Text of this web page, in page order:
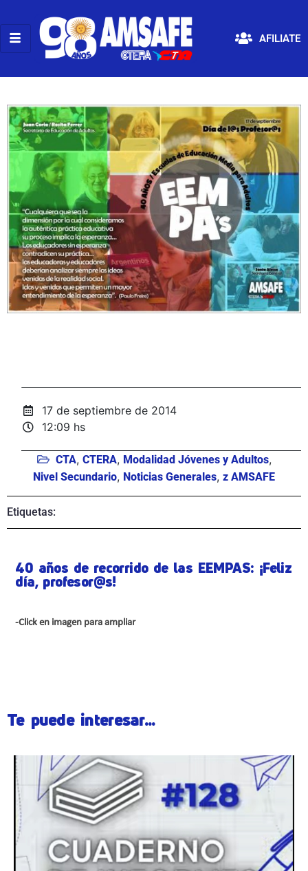
AFILIATE
17 de septiembre de 2014
12:09 hs
CTA, CTERA, Modalidad Jóvenes y Adultos,
Nivel Secundario, Noticias Generales, z AMSAFE
Etiquetas:
40 años de recorrido de las EEMPAS: ¡Feliz
día, profesor@s!
-Click en imagen para ampliar
Te puede interesar...